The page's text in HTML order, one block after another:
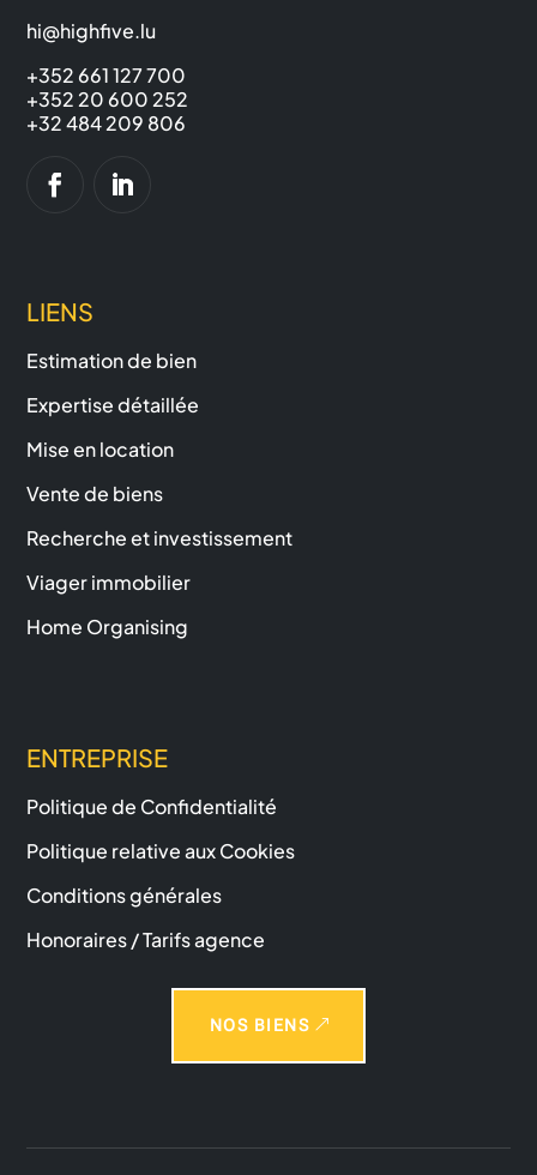
hi@highfive.lu
+352 661 127 700
+352 20 600 252
+32 484 209 806
LIENS
Estimation de bien
Expertise détaillée
Mise en location
Vente de biens
Recherche et investissement
Viager immobilier
Home Organising
ENTREPRISE
Politique de Confidentialité
Politique relative aux Cookies
Conditions générales
Honoraires / Tarifs agence
NOS BIENS